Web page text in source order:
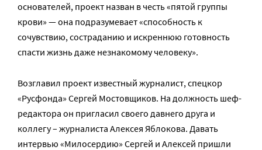
основателей, проект назван в честь «пятой группы
крови» — она подразумевает «способность к
сочувствию, состраданию и искреннюю готовность
спасти жизнь даже незнакомому человеку».
Возглавил проект известный журналист, спецкор
«Русфонда» Сергей Мостовщиков. На должность шеф-
редактора он пригласил своего давнего друга и
коллегу – журналиста Алексея Яблокова. Давать
интервью «Милосердию» Сергей и Алексей пришли